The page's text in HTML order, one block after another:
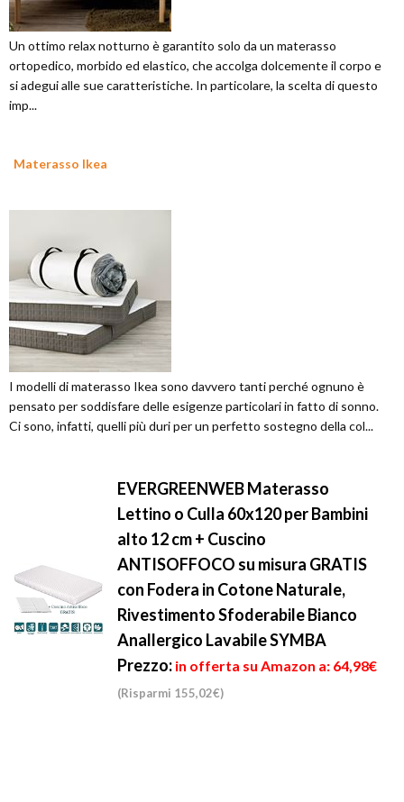
Un ottimo relax notturno è garantito solo da un materasso
ortopedico, morbido ed elastico, che accolga dolcemente il corpo e
si adegui alle sue caratteristiche. In particolare, la scelta di questo
imp...
Materasso Ikea
I modelli di materasso Ikea sono davvero tanti perché ognuno è
pensato per soddisfare delle esigenze particolari in fatto di sonno.
Ci sono, infatti, quelli più duri per un perfetto sostegno della col...
EVERGREENWEB Materasso
Lettino o Culla 60x120 per Bambini
alto 12 cm + Cuscino
ANTISOFFOCO su misura GRATIS
con Fodera in Cotone Naturale,
Rivestimento Sfoderabile Bianco
Anallergico Lavabile SYMBA
Prezzo: in offerta su Amazon a: 64,98€
(Risparmi 155,02€)